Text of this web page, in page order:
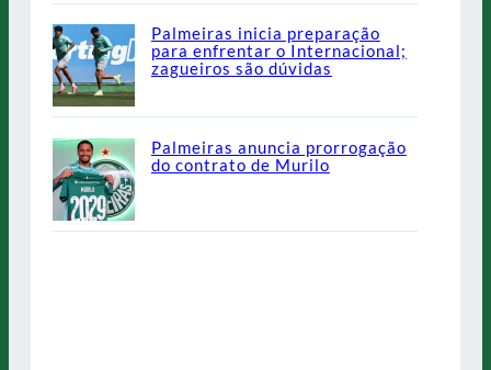
Palmeiras inicia preparação
para enfrentar o Internacional;
zagueiros são dúvidas
Palmeiras anuncia prorrogação
do contrato de Murilo